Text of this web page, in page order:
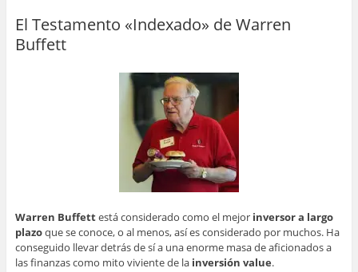
El Testamento «Indexado» de Warren
Buffett
Warren Buffettestá considerado como el mejor inversor a largo
plazoque se conoce, o al menos, así es considerado por muchos. Ha
conseguido llevar detrás de sí a una enorme masa de aficionados a
las finanzas como mito viviente de la inversión value.